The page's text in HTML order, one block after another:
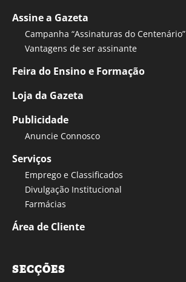
Assine a Gazeta
Campanha “Assinaturas do Centenário”
Vantagens de ser assinante
Feira do Ensino e Formação
Loja da Gazeta
Publicidade
Anuncie Connosco
Serviços
Emprego e Classificados
Divulgação Institucional
Farmácias
Área de Cliente
SECÇÕES